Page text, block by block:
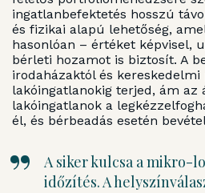
ingatlanbefektetés hosszú
és fizikai alapú lehetőség,
hasonlóan – értéket képvisel,
bérleti hozamot is biztosít. A
irodaházaktól és kereskedelmi
lakóingatlanokig terjed, ám az
lakóingatlanok a
él, és bérbeadás esetén
A siker kulcsa a mikro-
időzítés. A